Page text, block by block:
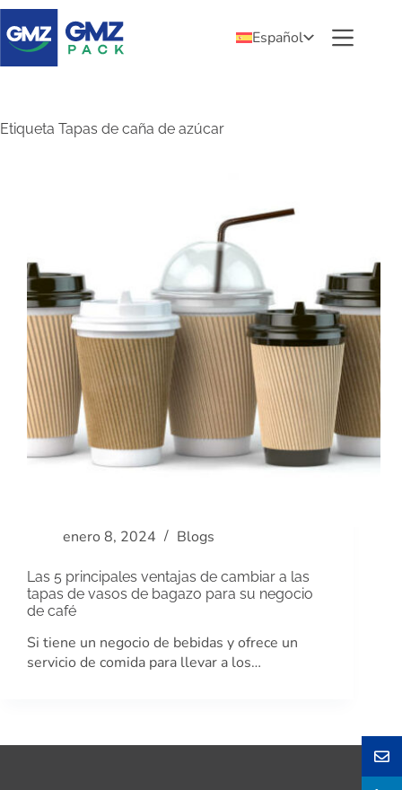
Español
Etiqueta Tapas de caña de azúcar
enero 8, 2024 Blogs
Las 5 principales ventajas de cambiar a las
tapas de vasos de bagazo para su negocio
de café
Si tiene un negocio de bebidas y ofrece un
servicio de comida para llevar a los…